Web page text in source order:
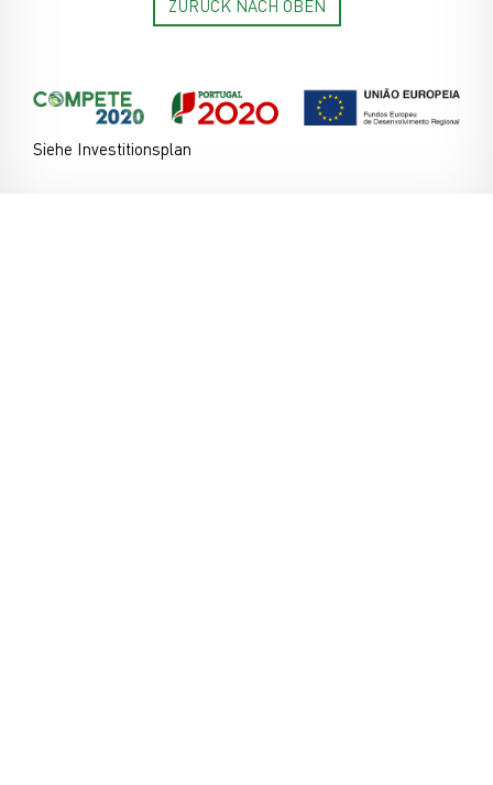
ZURÜCK NACH OBEN
Siehe Investitionsplan